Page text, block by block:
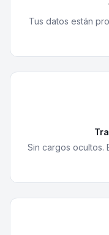
Tus datos están
Sin cargos ocultos.